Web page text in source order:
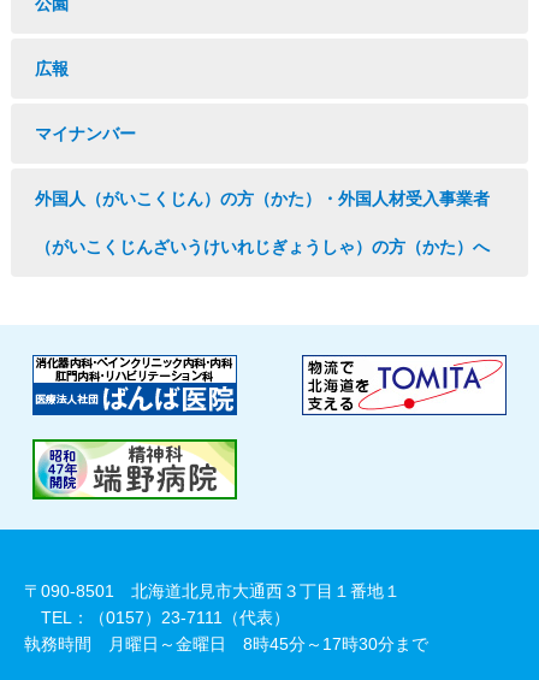
広報
マイナンバー
外国人（がいこくじん）の方（かた）・外国人材受入事業者
（がいこくじんざいうけいれじぎょうしゃ）の方（かた）へ
〒090-8501 北海道北見市大通西３丁目１番地１
TEL：（0157）23-7111（代表）
執務時間 月曜日～金曜日 8時45分～17時30分まで